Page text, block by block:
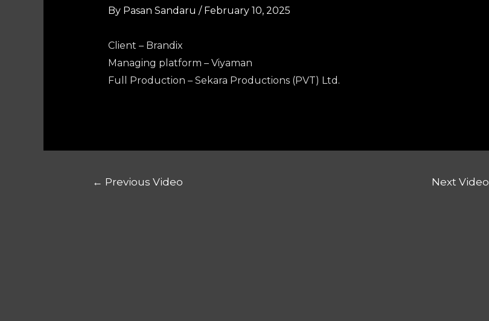
By Pasan Sandaru / February 10, 2025
Client – Brandix
Managing platform – Viyaman
Full Production – Sekara Productions (PVT) Ltd.
← Previous Video Next Video